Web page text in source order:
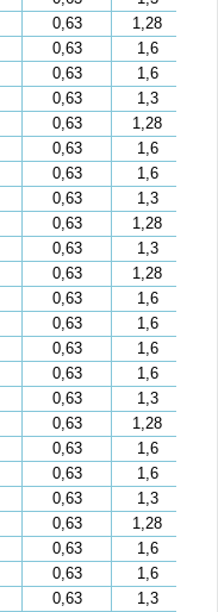
0,63
1,28
0,63
1,6
0,63
1,6
0,63
1,3
0,63
1,28
0,63
1,6
0,63
1,6
0,63
1,3
0,63
1,28
0,63
1,3
0,63
1,28
0,63
1,6
0,63
1,6
0,63
1,6
0,63
1,6
0,63
1,3
0,63
1,28
0,63
1,6
0,63
1,6
0,63
1,3
0,63
1,28
0,63
1,6
0,63
1,6
0,63
1,3